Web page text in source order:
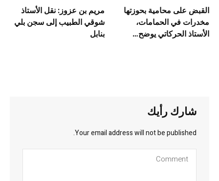
القبض على محامية بحوزتها
مخدرات في الحمامات،
الأستاذ الحركاتي يوضح…
مريم بن عزوز: نقل الأستاذ
شوقي الطبيب إلى سجن بلي
بنابل
شارك رأيك
Your email address will not be published.